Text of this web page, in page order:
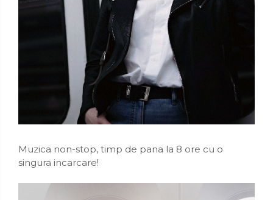
Muzica non-stop, timp de pana la 8 ore cu o
singura incarcare!